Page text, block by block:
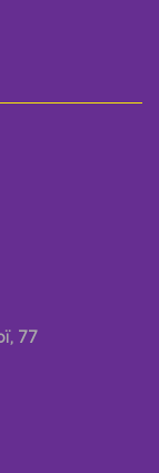
77